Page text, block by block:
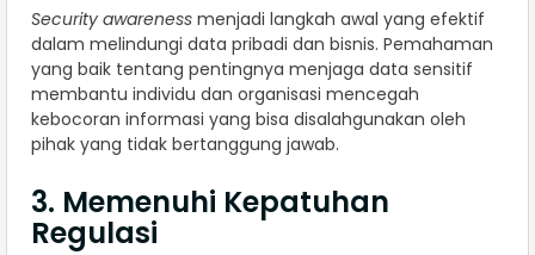
Security awareness menjadi langkah awal yang efektif
dalam melindungi data pribadi dan bisnis. Pemahaman
yang baik tentang pentingnya menjaga data sensitif
membantu individu dan organisasi mencegah
kebocoran informasi yang bisa disalahgunakan oleh
pihak yang tidak bertanggung jawab.
3. Memenuhi Kepatuhan
Regulasi